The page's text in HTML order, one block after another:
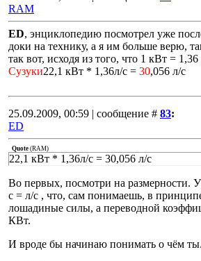
RAM
ED, энциклопедию посмотрел уже
доки на технику, а я им больше верю,
так вот, исходя из того, что 1 кВт =
Сузуки22,1 кВт * 1,36л/с = 30,056 л/с
25.09.2009, 00:59 | сообщение # 83:
ED
Quote (RAM)
22,1 кВт * 1,36л/с = 30,056 л/с
Во первых, посмотри на размерности.
с = л/с , что, сам понимаешь, в
лошадиные силы, а переводной
КВт.
И вроде бы начинаю понимать о чём